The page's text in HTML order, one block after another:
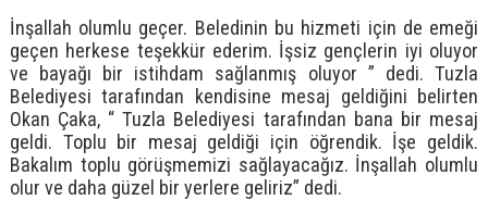
İnşallah olumlu geçer. Beledinin bu hizmeti için de emeği
geçen herkese teşekkür ederim. İşsiz gençlerin iyi oluyor
ve bayağı bir istihdam sağlanmış oluyor ” dedi. Tuzla
Belediyesi tarafından kendisine mesaj geldiğini belirten
Okan Çaka, “ Tuzla Belediyesi tarafından bana bir mesaj
geldi. Toplu bir mesaj geldiği için öğrendik. İşe geldik.
Bakalım toplu görüşmemizi sağlayacağız. İnşallah olumlu
olur ve daha güzel bir yerlere geliriz” dedi.